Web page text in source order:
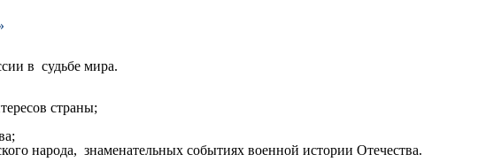
в судьбе мира.
страны;
народа, знаменательных событиях военной истории Отечества.